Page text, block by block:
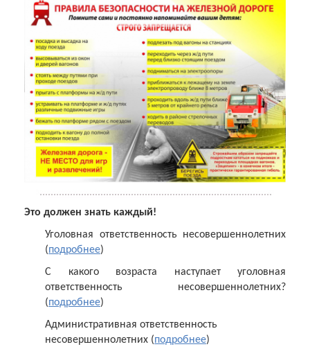
Это должен знать каждый!
Уголовная ответственность несовершеннолетних
(подробнее)
С какого возраста наступает уголовная
ответственность несовершеннолетних?
(подробнее)
Административная ответственность
несовершеннолетних (подробнее)